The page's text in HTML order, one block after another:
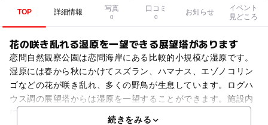
TOP 詳細情報 写真
0
口コミ
0
お知らせ
イベント
見どころ
花の咲き乱れる湿原を一望できる展望塔があります
恋問自然観察公園は恋問海岸にある比較的小規模な湿原です。
湿原には春から秋にかけてスズラン、ハマナス、エゾノコリン
ゴなどの花が咲き乱れ、多くの野鳥が生息しています。ログハ
ウス調の展望塔からは湿原を一望することができます。施設内
続きをみる